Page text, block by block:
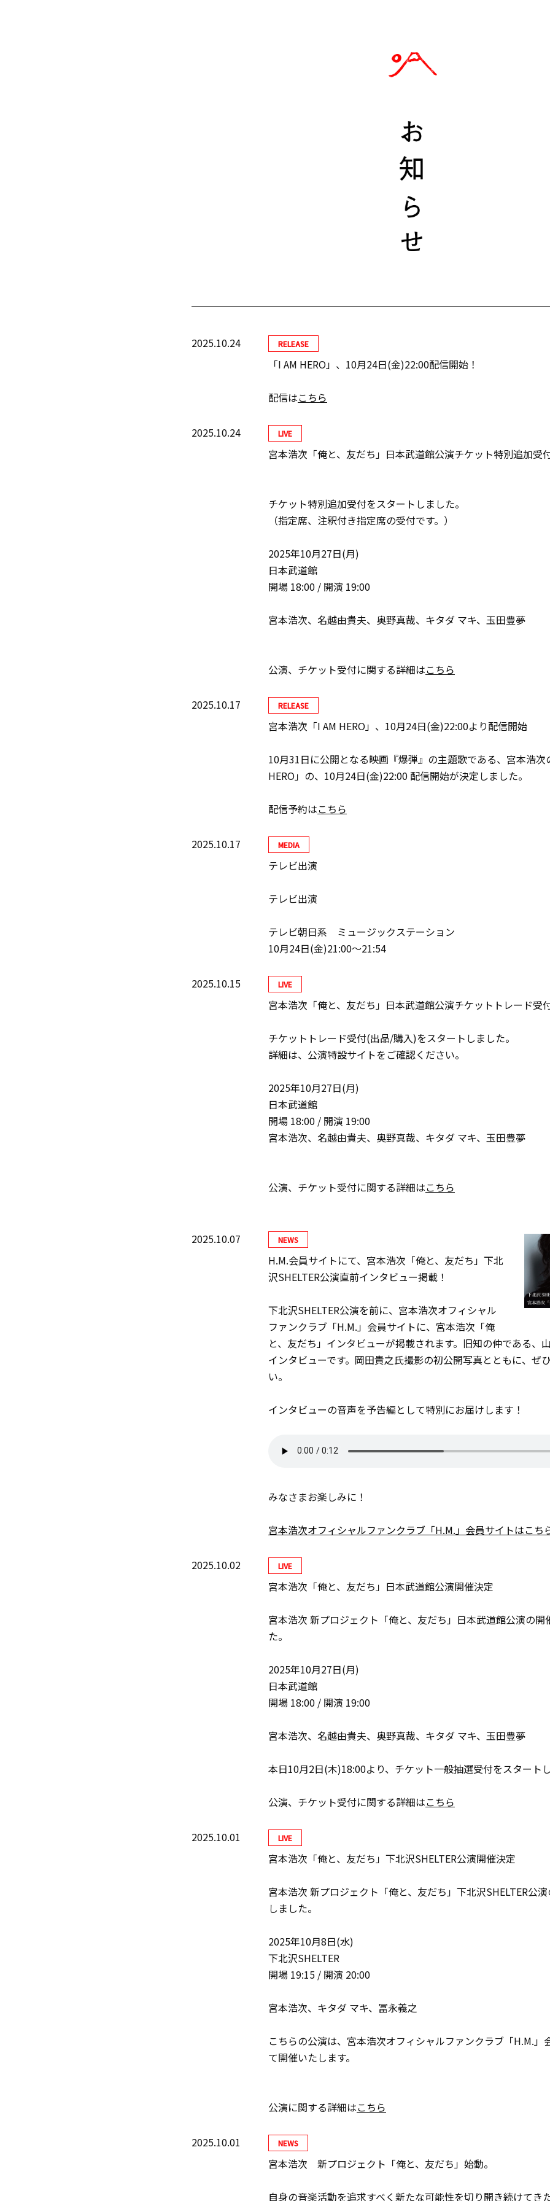
2025.10.24 RELEASE
「I AM HERO」、10月24日(金)22:00配信開始！
配信はこちら
2025.10.24 LIVE
宮本浩次「俺と、友だち」日本武道館公演チケット特別追加受
チケット特別追加受付をスタートしました。
（指定席、注釈付き指定席の受付です。）
2025年10月27日(月)
日本武道館
開場 18:00 / 開演 19:00
宮本浩次、名越由貴夫、奥野真哉、キタダ マキ、玉田豊夢
公演、チケット受付に関する詳細はこちら
2025.10.17 RELEASE
宮本浩次「I AM HERO」、10月24日(金)22:00より配信開始
10月31日に公開となる映画『爆弾』の主題歌である、宮本浩次
HERO」の、10月24日(金)22:00 配信開始が決定しました。
配信予約はこちら
2025.10.17 MEDIA
テレビ出演
テレビ出演
テレビ朝日系 ミュージックステーション
10月24日(金)21:00〜21:54
2025.10.15 LIVE
宮本浩次「俺と、友だち」日本武道館公演チケットトレード受
チケットトレード受付(出品/購入)をスタートしました。
詳細は、公演特設サイトをご確認ください。
2025年10月27日(月)
日本武道館
開場 18:00 / 開演 19:00
宮本浩次、名越由貴夫、奥野真哉、キタダ マキ、玉田豊夢
公演、チケット受付に関する詳細はこちら
2025.10.07 NEWS
H.M.会員サイトにて、宮本浩次「俺と、友だち」下北
沢SHELTER公演直前インタビュー掲載！
下北沢SHELTER公演を前に、宮本浩次オフィシャル
ファンクラブ「H.M.」会員サイトに、宮本浩次「俺
と、友だち」インタビューが掲載されます。旧知の仲である、
インタビューです。岡田貴之氏撮影の初公開写真とともに、ぜ
い。
インタビューの音声を予告編として特別にお届けします！
みなさまお楽しみに！
宮本浩次オフィシャルファンクラブ「H.M.」会員サイトはこち
2025.10.02 LIVE
宮本浩次「俺と、友だち」日本武道館公演開催決定
宮本浩次 新プロジェクト「俺と、友だち」日本武道館公演の開
た。
2025年10月27日(月)
日本武道館
開場 18:00 / 開演 19:00
宮本浩次、名越由貴夫、奥野真哉、キタダ マキ、玉田豊夢
本日10月2日(木)18:00より、チケット一般抽選受付をスタートし
公演、チケット受付に関する詳細はこちら
2025.10.01 LIVE
宮本浩次「俺と、友だち」下北沢SHELTER公演開催決定
宮本浩次 新プロジェクト「俺と、友だち」下北沢SHELTER公
しました。
2025年10月8日(水)
下北沢SHELTER
開場 19:15 / 開演 20:00
宮本浩次、キタダ マキ、冨永義之
こちらの公演は、宮本浩次オフィシャルファンクラブ「H.M.」
て開催いたします。
公演に関する詳細はこちら
2025.10.01 NEWS
宮本浩次 新プロジェクト「俺と、友だち」始動。
自身の音楽活動を追求すべく新たな可能性を切り開き続けてき